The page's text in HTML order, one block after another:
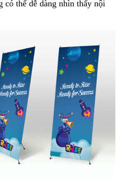
có thể dễ dàng nhìn thấy nội